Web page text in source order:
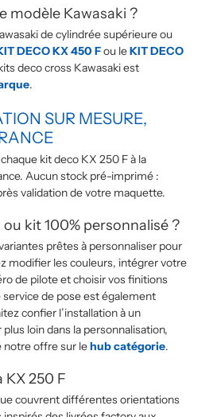
modèle Kawasaki ?
de cylindrée supérieure ou
DECO KX 450 Fou leKIT DECO
deco cross Kawasaki est
.
SUR MESURE,
kit deco KX 250 F à la
Aucun stock pré-imprimé :
validation de votre maquette.
kit 100% personnalisé ?
prêtes à personnaliser pour
modifier les couleurs, intégrer votre
de pilote et choisir vos finitions
de pose est également
confier l’installation à un
loin dans la personnalisation,
notre offre sur lehub catégorie.
KX 250 F
couvrent différentes orientations